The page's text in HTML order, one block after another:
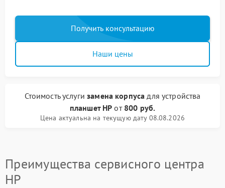
Получить консультацию
Наши цены
Стоимость услугизамена корпуса для устройства
планшет HP от 800 руб.
Цена актуальна на текущую дату 08.08.2026
Преимущества сервисного центра
HP